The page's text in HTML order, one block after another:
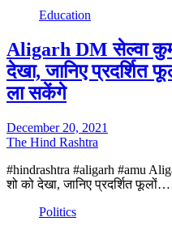
Education
Aligarh DM सेल्वा
देखा, जानिए
ला सकेंगे
December 20, 2021
The Hind Rashtra
#hindrashtra #aligarh #amu
शो को देखा, जानिए प्रदर्शित फूलों…
Politics